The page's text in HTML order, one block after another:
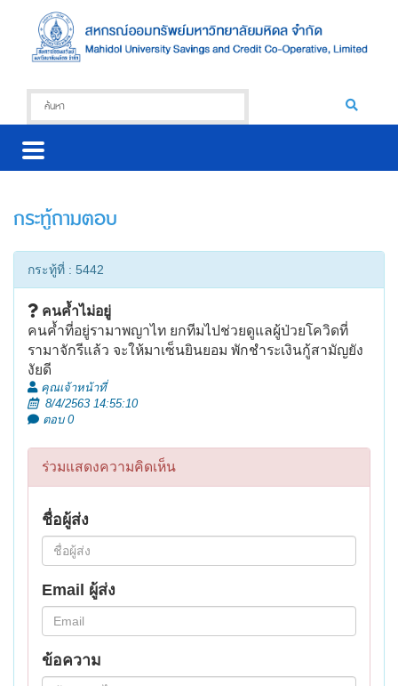
กระทู้ถามตอบ
กระทู้ที่ : 5442
คนค้ำไม่อยู่
คนค้ำที่อยู่รามาพญาไท ยกทีมไปช่วยดูแลผู้ป่วยโควิดที่
รามาจักรีแล้ว จะให้มาเซ็นยินยอม พักชำระเงินกู้สามัญยัง
งัยดี
คุณเจ้าหน้าที่
8/4/2563 14:55:10
ตอบ 0
ร่วมแสดงความคิดเห็น
ชื่อผู้ส่ง
Email ผู้ส่ง
ข้อความ